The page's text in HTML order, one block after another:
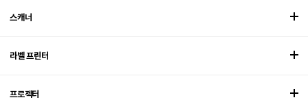
스캐너
라벨 프린터
프로젝터